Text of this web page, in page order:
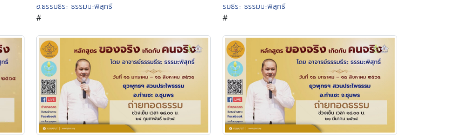
อ.ธรรมธีระ ธรรมมะพิสุทธิ์
#
รมธีระ ธรรมมะพิสุทธิ์
#